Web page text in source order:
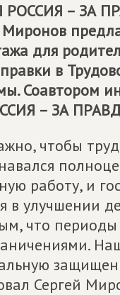
– ЗА
для
в
Соавтором
– ЗА
чтобы
работу, и
в улучшении
что периоды
Сергей